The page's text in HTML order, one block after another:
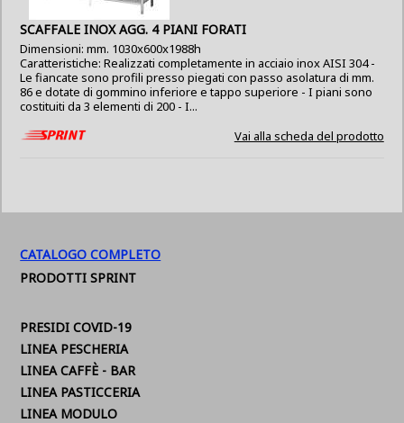
SCAFFALE INOX AGG. 4 PIANI FORATI
Dimensioni: mm. 1030x600x1988h
Caratteristiche: Realizzati completamente in acciaio inox AISI 304 -
Le fiancate sono profili presso piegati con passo asolatura di mm.
86 e dotate di gommino inferiore e tappo superiore - I piani sono
costituiti da 3 elementi di 200 - I...
Vai alla scheda del prodotto
CATALOGO COMPLETO
PRODOTTI SPRINT
PRESIDI COVID-19
LINEA PESCHERIA
LINEA CAFFÈ - BAR
LINEA PASTICCERIA
LINEA MODULO